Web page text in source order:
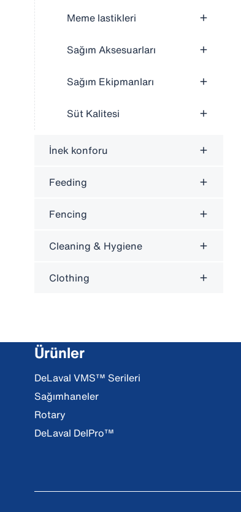
Meme lastikleri
Sağım Aksesuarları
Sağım Ekipmanları
Süt Kalitesi
İnek konforu
Feeding
Fencing
Cleaning & Hygiene
Clothing
Ürünler
DeLaval VMS™ Serileri
Sağımhaneler
Rotary
DeLaval DelPro™